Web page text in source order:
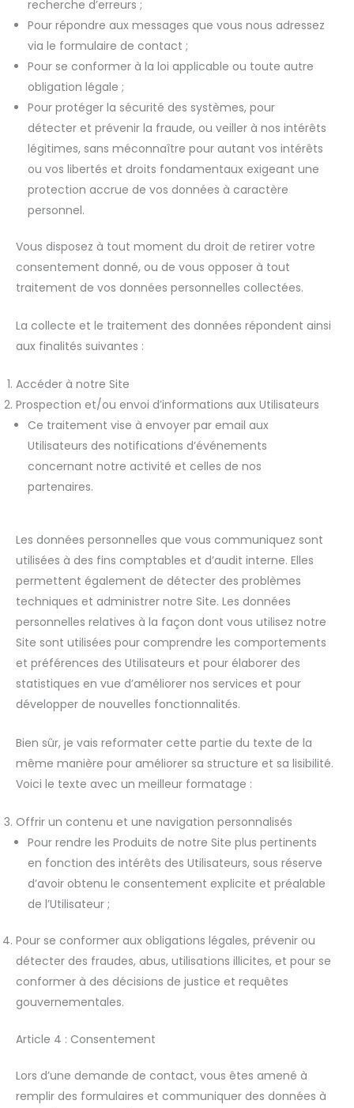
recherche d’erreurs ;
Pour répondre aux messages que vous nous adressez
via le formulaire de contact ;
Pour se conformer à la loi applicable ou toute autre
obligation légale ;
Pour protéger la sécurité des systèmes, pour
détecter et prévenir la fraude, ou veiller à nos intérêts
légitimes, sans méconnaître pour autant vos intérêts
ou vos libertés et droits fondamentaux exigeant une
protection accrue de vos données à caractère
personnel.
Vous disposez à tout moment du droit de retirer votre
consentement donné, ou de vous opposer à tout
traitement de vos données personnelles collectées.
La collecte et le traitement des données répondent ainsi
aux finalités suivantes :
Accéder à notre Site
Prospection et/ou envoi d’informations aux Utilisateurs
Ce traitement vise à envoyer par email aux
Utilisateurs des notifications d’événements
concernant notre activité et celles de nos
partenaires.
Les données personnelles que vous communiquez sont
utilisées à des fins comptables et d’audit interne. Elles
permettent également de détecter des problèmes
techniques et administrer notre Site. Les données
personnelles relatives à la façon dont vous utilisez notre
Site sont utilisées pour comprendre les comportements
et préférences des Utilisateurs et pour élaborer des
statistiques en vue d’améliorer nos services et pour
développer de nouvelles fonctionnalités.
Bien sûr, je vais reformater cette partie du texte de la
même manière pour améliorer sa structure et sa lisibilité.
Voici le texte avec un meilleur formatage :
Offrir un contenu et une navigation personnalisés
Pour rendre les Produits de notre Site plus pertinents
en fonction des intérêts des Utilisateurs, sous réserve
d’avoir obtenu le consentement explicite et préalable
de l’Utilisateur ;
Pour se conformer aux obligations légales, prévenir ou
détecter des fraudes, abus, utilisations illicites, et pour se
conformer à des décisions de justice et requêtes
gouvernementales.
Article 4 : Consentement
Lors d’une demande de contact, vous êtes amené à
remplir des formulaires et communiquer des données à